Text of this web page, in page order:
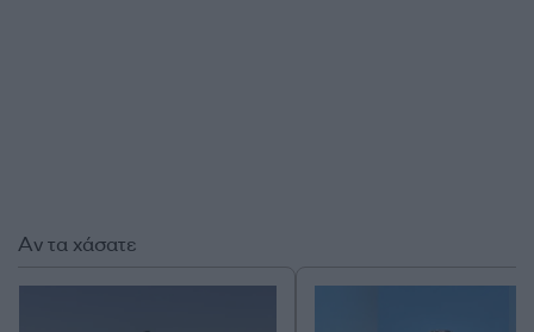
Αν τα χάσατε